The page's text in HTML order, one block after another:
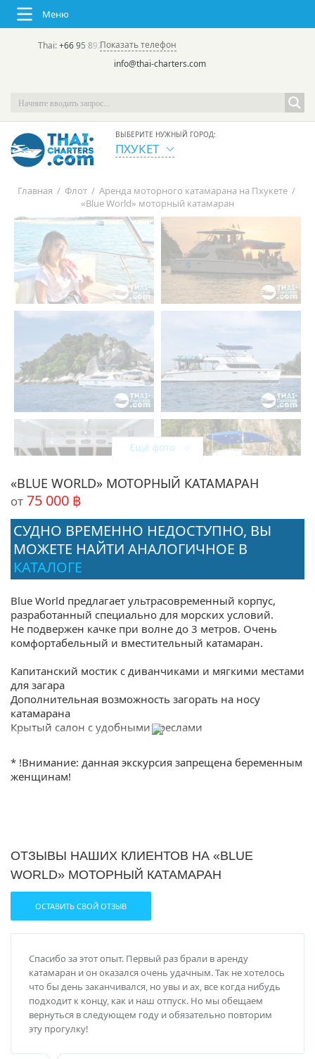
Меню
Thai:+66 95 892 7646(rus/eng) | в России:
Показать телефон
info@thai-charters.com
ВЫБЕРИТЕ НУЖНЫЙ ГОРОД:
ПХУКЕТ
Главная / Флот / Аренда моторного катамарана на Пхукете /
«Blue World» моторный катамаран
Поделиться:
«BLUE WORLD» МОТОРНЫЙ КАТАМАРАН
от 75 000 ฿
СУДНО ВРЕМЕННО НЕДОСТУПНО, ВЫ
МОЖЕТЕ НАЙТИ АНАЛОГИЧНОЕ В
КАТАЛОГЕ
Blue World предлагает ультрасовременный корпус,
разработанный специально для морских условий.
Не подвержен качке при волне до 3 метров. Очень
комфортабельный и вместительный катамаран.
Капитанский мостик с диванчиками и мягкими местами
для загара
Дополнительная возможность загорать на носу
катамарана
Крытый салон с удобными креслами
Стерео звуковая система
Четыре морских байдарки
2 двухместных каюты
Ширина 6м
2 дизельных двигателя Yanmar по 440л.с.
Максимальная скорость: 27 узлов
Крейсерская скорость: 14-25 узлов
Максимальная вместимость 60 человек , включая
экипаж 5 человек
75 000 бат в день – ко Лон – ко Бон – ко Хай
(коралловый остров)
82 000 бат в день – Рача Яй
87 000 бат в день – Рача Ной
85 000 бат в день – Пхи Пхи
87 000 бат в день – Пханг Нга, Джеймс Бонд
84 000 бат в день – Краби, пляж Рейлей
* !Внимание: данная экскурсия запрещена беременным
женщинам!
ОТЗЫВЫ НАШИХ КЛИЕНТОВ НА «BLUE
WORLD» МОТОРНЫЙ КАТАМАРАН
ОСТАВИТЬ СВОЙ ОТЗЫВ
Спасибо за этот опыт. Первый раз брали в аренду
катамаран и он оказался очень удачным. Так не хотелось
что бы день заканчивался, но увы и ах, все когда нибудь
подходит к концу, как и наш отпуск. Но мы обещаем
вернуться в следующем году и обязательно повторим
эту прогулку!